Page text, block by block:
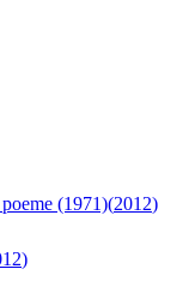
(1971)(2012)
)